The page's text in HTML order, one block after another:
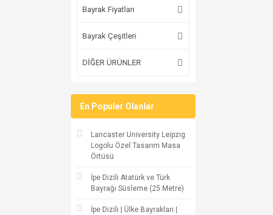
Bayrak Fiyatları
Bayrak Çeşitleri
DİĞER ÜRÜNLER
En Populer Olanlar
Lancaster University Leipzig
Logolu Özel Tasarım Masa
Örtüsü
İpe Dizili Atatürk ve Türk
Bayrağı Süsleme (25 Metre)
İpe Dizili | Ülke Bayrakları |